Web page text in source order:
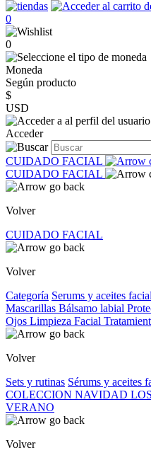
0
0
Moneda
Según producto
$
USD
Acceder
CUIDADO FACIAL
CUIDADO FACIAL
Volver
CUIDADO FACIAL
Volver
Categoría Serums y aceites
Mascarillas Bálsamo labial
Ojos Limpieza Facial
Volver
Sets y rutinas Sérums y aceites
COLECCION NAVIDAD
VERANO
Volver